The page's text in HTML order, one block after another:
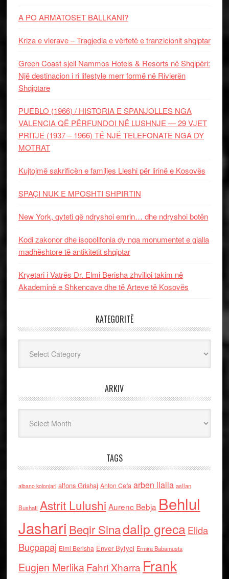
A PO ARMATOSET BALLKANI?
Kriza e vlerave – Tragjedia e vërtetë e tranzicionit shqiptar
Green Coast sjell Nammos Hotels & Resorts në Shqipëri:
Një destinacion i ri lifestyle merr formë në Rivierën
Shqiptare
PUEBLO (1966) / HISTORIA E SPANJOLLES NGA
VALENCIA QË PËRFUNDOI NË LUSHNJE — 29 VJET
PRITJE (1937 – 1966) TË NJË TELEFONATE NGA DY
MOTRAT
Kujtojmë sakrificën e familjes Lleshi për lirinë e Kosovës
SPAÇI NUK E MPOSHTI SHPIRTIN
New York, qyteti që ndryshoi emrin… dhe ndryshoi botën
Kodi zakonor dhe isopolifonia dy nga monumentet e gjalla
madhështore të antikitetit shqiptar
Kryetari i Vatrës Dr. Elmi Berisha zhvilloi takim në
Akademinë e Shkencave dhe të Arteve të Kosovës
KATEGORITË
ARKIV
TAGS
albano kolonjari alfons Grishaj Anton Cefa arben llalla asllan
Bushati Astrit Lulushi Aurenc Bebja Behlul
Jashari Beqir Sinadalip grecaElida
Buçpapaj Elmi Berisha Enver Bytyci Ermira Babamusta
Eugjen MerlikaFahri Xharra Frank